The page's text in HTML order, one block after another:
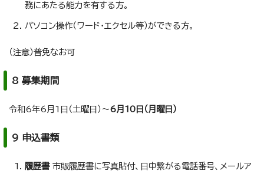
務にあたる能力を有する方。
パソコン操作（ワード・エクセル等）ができる方。
（注意）普免なお可
8 募集期間
令和6年6月1日（土曜日）～6月10日（月曜日）
9 申込書類
履歴書市販履歴書に写真貼付、日中繋がる電話番号、メールア